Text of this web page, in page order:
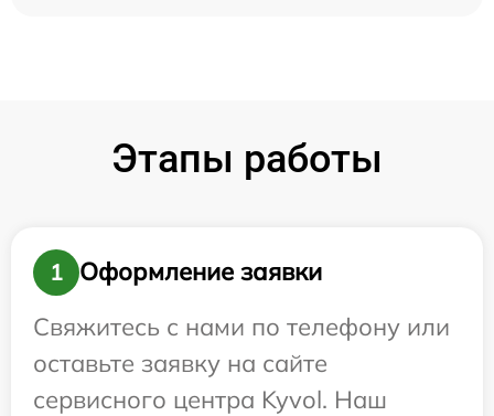
Этапы работы
1
Оформление заявки
Свяжитесь с нами по телефону или
оставьте заявку на сайте
сервисного центра Kyvol. Наш